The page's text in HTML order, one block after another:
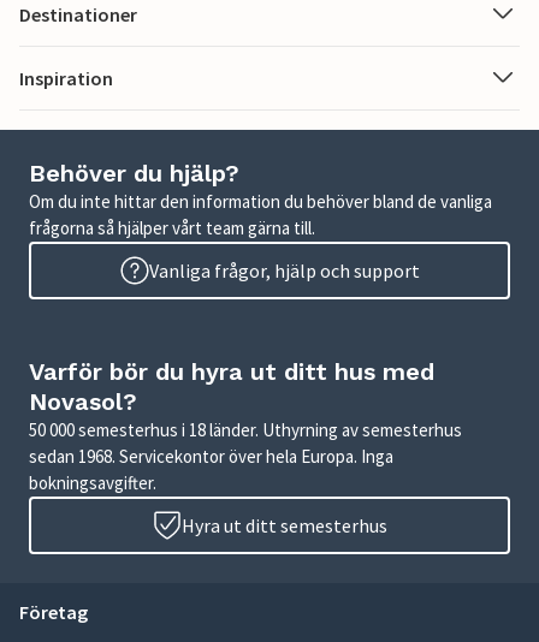
Destinationer
Inspiration
Behöver du hjälp?
Om du inte hittar den information du behöver bland de vanliga
frågorna så hjälper vårt team gärna till.
Vanliga frågor, hjälp och support
Varför bör du hyra ut ditt hus med
Novasol?
50 000 semesterhus i 18 länder. Uthyrning av semesterhus
sedan 1968. Servicekontor över hela Europa. Inga
bokningsavgifter.
Hyra ut ditt semesterhus
Företag